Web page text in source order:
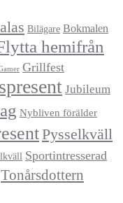
Bilägare Bokmalen
hemifrån
Grillfest
Jubileum
Nybliven förälder
Pysselkväll
Sportintresserad
Tonårsdottern